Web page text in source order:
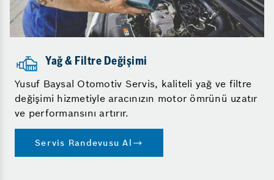
Yağ & Filtre Değişimi
Yusuf Baysal Otomotiv Servis, kaliteli yağ ve filtre
değişimi hizmetiyle aracınızın motor ömrünü uzatır
ve performansını artırır.
Servis Randevusu Al